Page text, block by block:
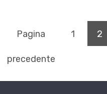
Pagina
precedente
1 2